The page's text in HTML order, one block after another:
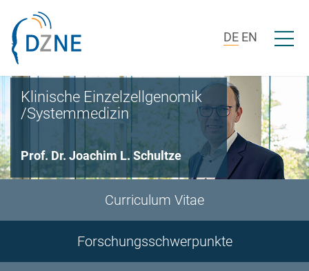
DE EN Menü
Klinische Einzelzellgenomik
/Systemmedizin
Prof. Dr. Joachim L. Schultze
Curriculum Vitae
Forschungsschwerpunkte